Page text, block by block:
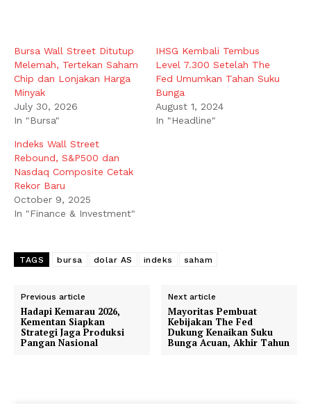
Bursa Wall Street Ditutup
Melemah, Tertekan Saham
Chip dan Lonjakan Harga
Minyak
July 30, 2026
In "Bursa"
IHSG Kembali Tembus
Level 7.300 Setelah The
Fed Umumkan Tahan Suku
Bunga
August 1, 2024
In "Headline"
Indeks Wall Street
Rebound, S&P500 dan
Nasdaq Composite Cetak
Rekor Baru
October 9, 2025
In "Finance & Investment"
TAGS bursa dolar AS indeks saham
Previous article
Hadapi Kemarau 2026,
Kementan Siapkan
Strategi Jaga Produksi
Pangan Nasional
Next article
Mayoritas Pembuat
Kebijakan The Fed
Dukung Kenaikan Suku
Bunga Acuan, Akhir Tahun